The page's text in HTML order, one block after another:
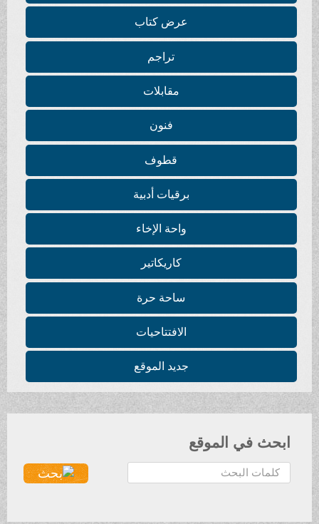
عرض كتاب
تراجم
مقابلات
فنون
قطوف
برقيات أدبية
واحة الإخاء
كاريكاتير
ساحة حرة
الافتتاحيات
جديد الموقع
ابحث في الموقع
ح